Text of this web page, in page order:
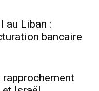
au Liban :
bancaire
rapprochement